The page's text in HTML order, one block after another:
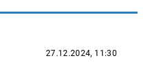
27.12.2024, 11:30